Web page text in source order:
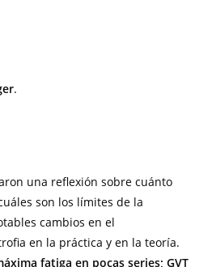
.
una reflexión sobre cuánto
son los límites de la
cambios en el
en la práctica y en la teoría.
fatiga en pocas series; GVT